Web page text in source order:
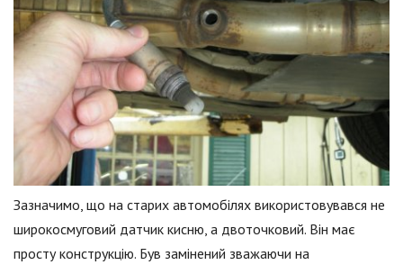
Зазначимо, що на старих автомобілях використовувався не
широкосмуговий датчик кисню, а двоточковий. Він має
просту конструкцію. Був замінений зважаючи на